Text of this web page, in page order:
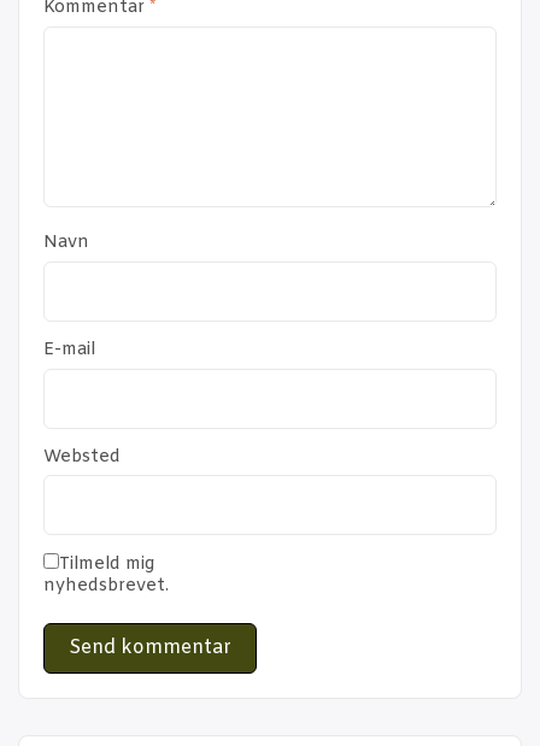
Kommentar *
Navn
E-mail
Websted
Tilmeld mig
nyhedsbrevet.